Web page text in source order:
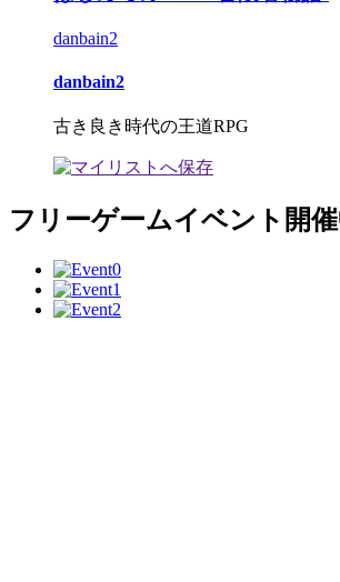
danbain2
danbain2
古き良き時代の王道RPG
フリーゲームイベント開催